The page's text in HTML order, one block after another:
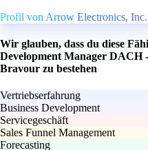
Profil von Arrow Electronics, Inc.
Wir glauben, dass du diese
Development Manager DACH
Bravour zu bestehen
Vertriebserfahrung
Business Development
Servicegeschäft
Sales Funnel Management
Forecasting